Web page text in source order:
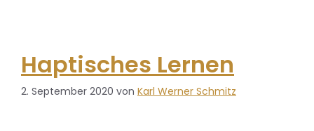
Haptisches Lernen
2. September 2020 von Karl Werner Schmitz